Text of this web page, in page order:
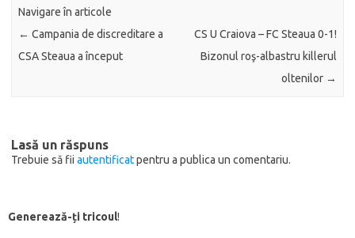
Navigare în articole
← Campania de discreditare a
CSA Steaua a început
CS U Craiova – FC Steaua 0-1!
Bizonul roş-albastru killerul
oltenilor →
Lasă un răspuns
Trebuie să fii autentificatpentru a publica un comentariu.
Generează-ți tricoul!